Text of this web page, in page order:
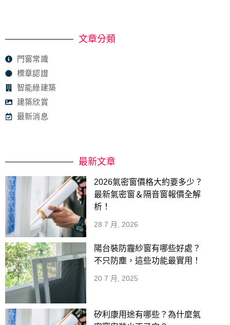
文章分類
門窗常識
標章認證
智能綠建築
建築欣賞
最新消息
最新文章
2026氣密窗價格大約要多少？
最新氣密窗＆隔音窗報價全解
析！
28 7 月, 2026
陽台裝防霾紗窗有哪些好處？
不只防塵，這些功能最實用！
20 7 月, 2025
矽利康用途有哪些？為什麼氣